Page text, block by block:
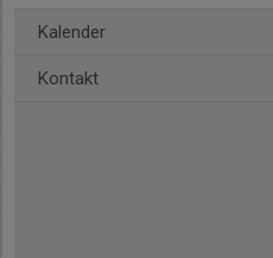
Kalender
Kontakt